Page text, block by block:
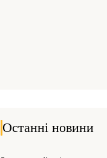
Останні новини